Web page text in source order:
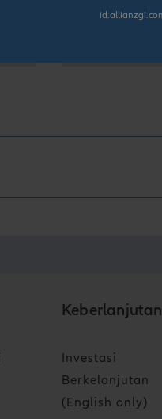
Keberlanjutan
Investasi
Berkelanjutan
(English only)